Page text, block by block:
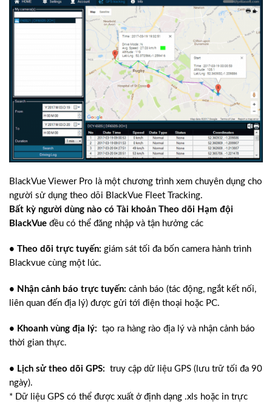
BlackVue Viewer Pro là một chương trình xem chuyên dụng cho
người sử dụng theo dõi BlackVue Fleet Tracking.
Bất kỳ người dùng nào có Tài khoản Theo dõi Hạm đội
BlackVue đều có thể đăng nhập và tận hưởng các
• Theo dõi trực tuyến: giám sát tối đa bốn camera hành trình
Blackvue cùng một lúc.
• Nhận cảnh báo trực tuyến: cảnh báo (tác động, ngắt kết nối,
liên quan đến địa lý) được gửi tới điện thoại hoặc PC.
• Khoanh vùng địa lý: tạo ra hàng rào địa lý và nhận cảnh báo
thời gian thực.
• Lịch sử theo dõi GPS: truy cập dữ liệu GPS (lưu trữ tối đa 90
ngày).
* Dữ liệu GPS có thể được xuất ở định dạng .xls hoặc in trực